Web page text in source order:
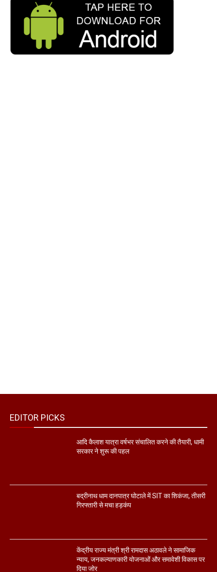
EDITOR PICKS
आदि कैलाश यात्रा वर्षभर संचालित करने की तैयारी, धामी
सरकार ने शुरू की पहल
बद्रीनाथ धाम दानपात्र घोटाले में SIT का शिकंजा, तीसरी
गिरफ्तारी से मचा हड़कंप
केंद्रीय राज्य मंत्री श्री रामदास अठावले ने सामाजिक
न्याय, जनकल्याणकारी योजनाओं और समावेशी विकास पर
दिया जोर